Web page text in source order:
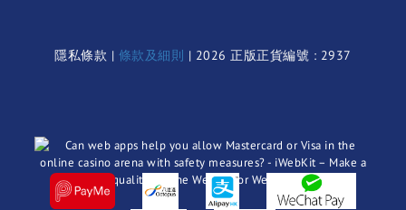
隱私條款 | 條款及細則 | 2026 正版正貨編號 : 2937